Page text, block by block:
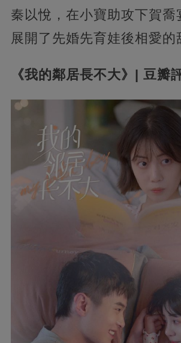
秦以悅，在小寶助攻下賀喬
展開了先婚先育娃後相愛的
《我的鄰居長不大》| 豆瓣